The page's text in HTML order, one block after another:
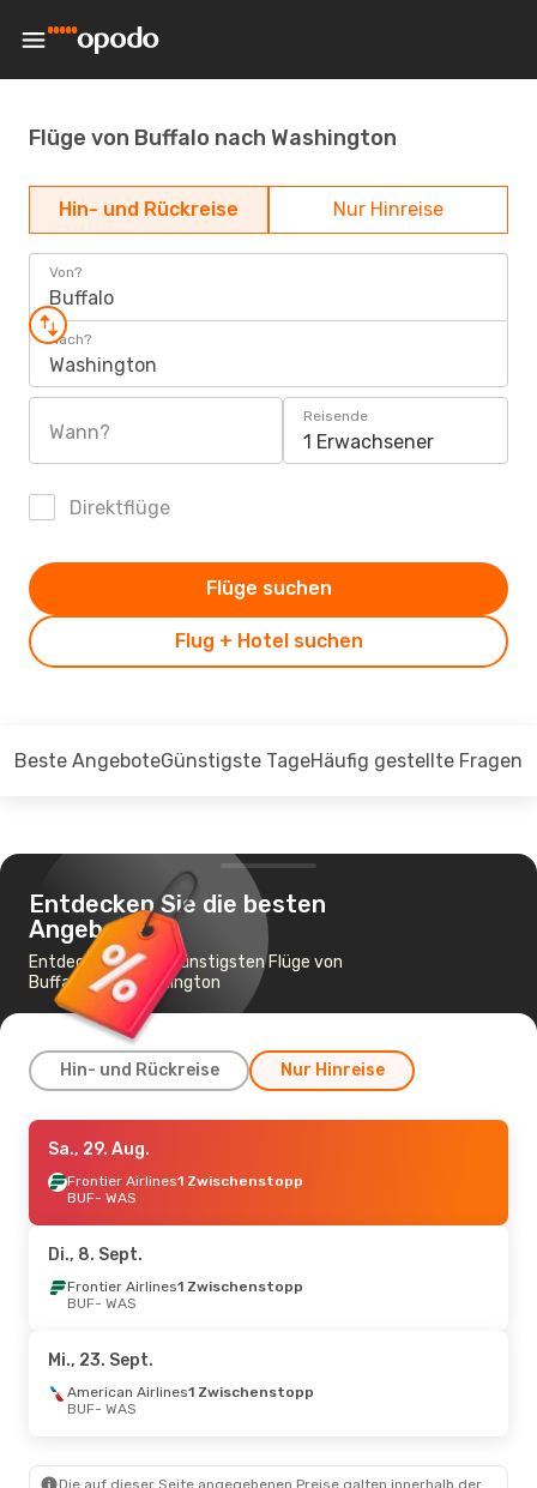
Flüge von Buffalo nach Washington
Hin- und Rückreise Nur Hinreise
Von?
Buffalo
Nach?
Washington
Wann?
Reisende
1 Erwachsener
Direktflüge
Flug + Hotel suchen
Flüge suchen
Beste AngeboteGünstigste TageHäufig gestellte Fragen
Entdecken Sie die besten
Angebote
Entdecken Sie die günstigsten Flüge von
Buffalo nach Washington
Hin- und Rückreise Nur Hinreise
Di., 8. Sept.- Mi., 16. Sept.
American Airlines Direkt
BUF- WAS
WAS- BUF
Fr., 28. Aug.- Mo., 31. Aug.
BUF- WAS
Frontier Airlines
1 Zwischenstopp
WAS
- BUF
Sa., 29. Aug.
Frontier Airlines1 Zwischenstopp
BUF- WAS
Di., 8. Sept.
Frontier Airlines1 Zwischenstopp
BUF- WAS
Mi., 23. Sept.
American Airlines1 Zwischenstopp
BUF- WAS
Die auf dieser Seite angegebenen Preise galten innerhalb der